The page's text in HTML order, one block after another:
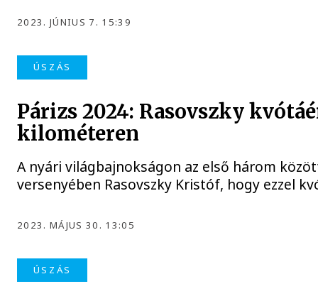
2023. JÚNIUS 7. 15:39
ÚSZÁS
Párizs 2024: Rasovszky
kilométeren
A nyári világbajnokságon az első három
versenyében Rasovszky Kristóf, hogy ezzel
2023. MÁJUS 30. 13:05
ÚSZÁS